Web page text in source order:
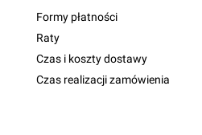
Formy płatności
Raty
Czas i koszty dostawy
Czas realizacji zamówienia